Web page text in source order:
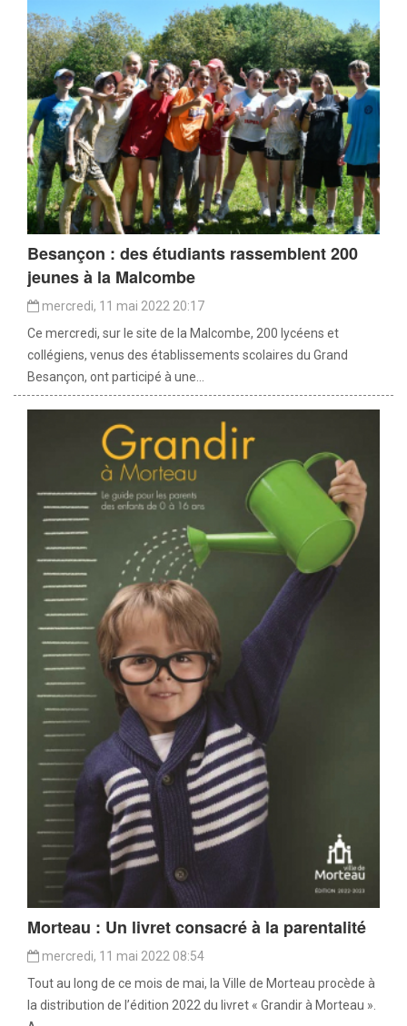
Besançon : des étudiants rassemblent 200
jeunes à la Malcombe
mercredi, 11 mai 2022 20:17
Ce mercredi, sur le site de la Malcombe, 200 lycéens et
collégiens, venus des établissements scolaires du Grand
Besançon, ont participé à une...
Morteau : Un livret consacré à la parentalité
mercredi, 11 mai 2022 08:54
Tout au long de ce mois de mai, la Ville de Morteau procède à
la distribution de l’édition 2022 du livret « Grandir à Morteau ».